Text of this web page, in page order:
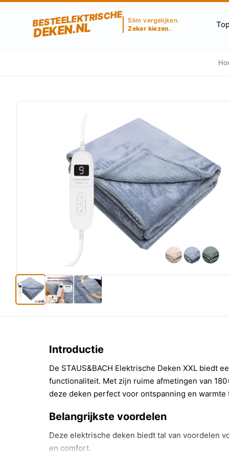
BESTEELEKTRISCHE
DEKEN.NL
Slim vergelijken.
Zeker kiezen.
Introductie
De STAUS&BACH Elektrische Deken XXL biedt
functionaliteit. Met zijn ruime afmetingen van
deze deken perfect voor ontspanning en warmte
Belangrijkste voordelen
Deze elektrische deken biedt tal van voordelen
en comfort.